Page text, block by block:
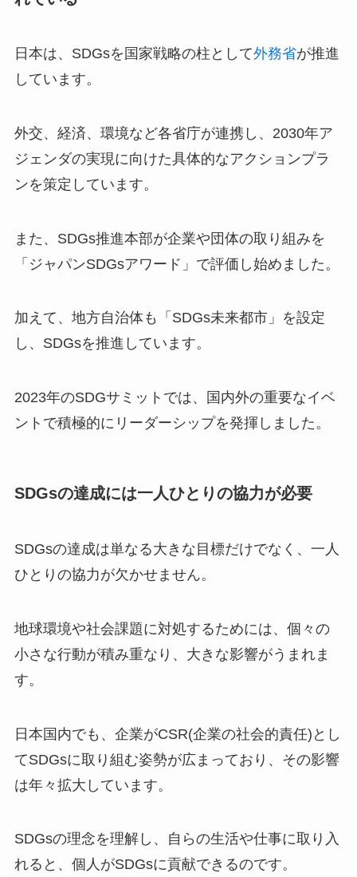
日本は、SDGsを国家戦略の柱として外務省が推進
しています。
外交、経済、環境など各省庁が連携し、2030年ア
ジェンダの実現に向けた具体的なアクションプラ
ンを策定しています。
また、SDGs推進本部が企業や団体の取り組みを
「ジャパンSDGsアワード」で評価し始めました。
加えて、地方自治体も「SDGs未来都市」を設定
し、SDGsを推進しています。
2023年のSDGサミットでは、国内外の重要なイベ
ントで積極的にリーダーシップを発揮しました。
SDGsの達成には一人ひとりの協力が必要
SDGsの達成は単なる大きな目標だけでなく、一人
ひとりの協力が欠かせません。
地球環境や社会課題に対処するためには、個々の
小さな行動が積み重なり、大きな影響がうまれま
す。
日本国内でも、企業がCSR(企業の社会的責任)とし
てSDGsに取り組む姿勢が広まっており、その影響
は年々拡大しています。
SDGsの理念を理解し、自らの生活や仕事に取り入
れると、個人がSDGsに貢献できるのです。